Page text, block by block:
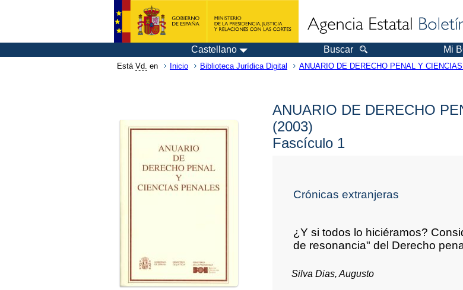
Castellano Buscar Mi
Está Vd. en Inicio Biblioteca Jurídica Digital ANUARIO DE DERECHO PENAL Y
ANUARIO DE DERECHO
(2003)
Fascículo 1
Crónicas extranjeras
¿Y si todos lo hiciéramos?
de resonancia" del Derecho
Silva Dias, Augusto